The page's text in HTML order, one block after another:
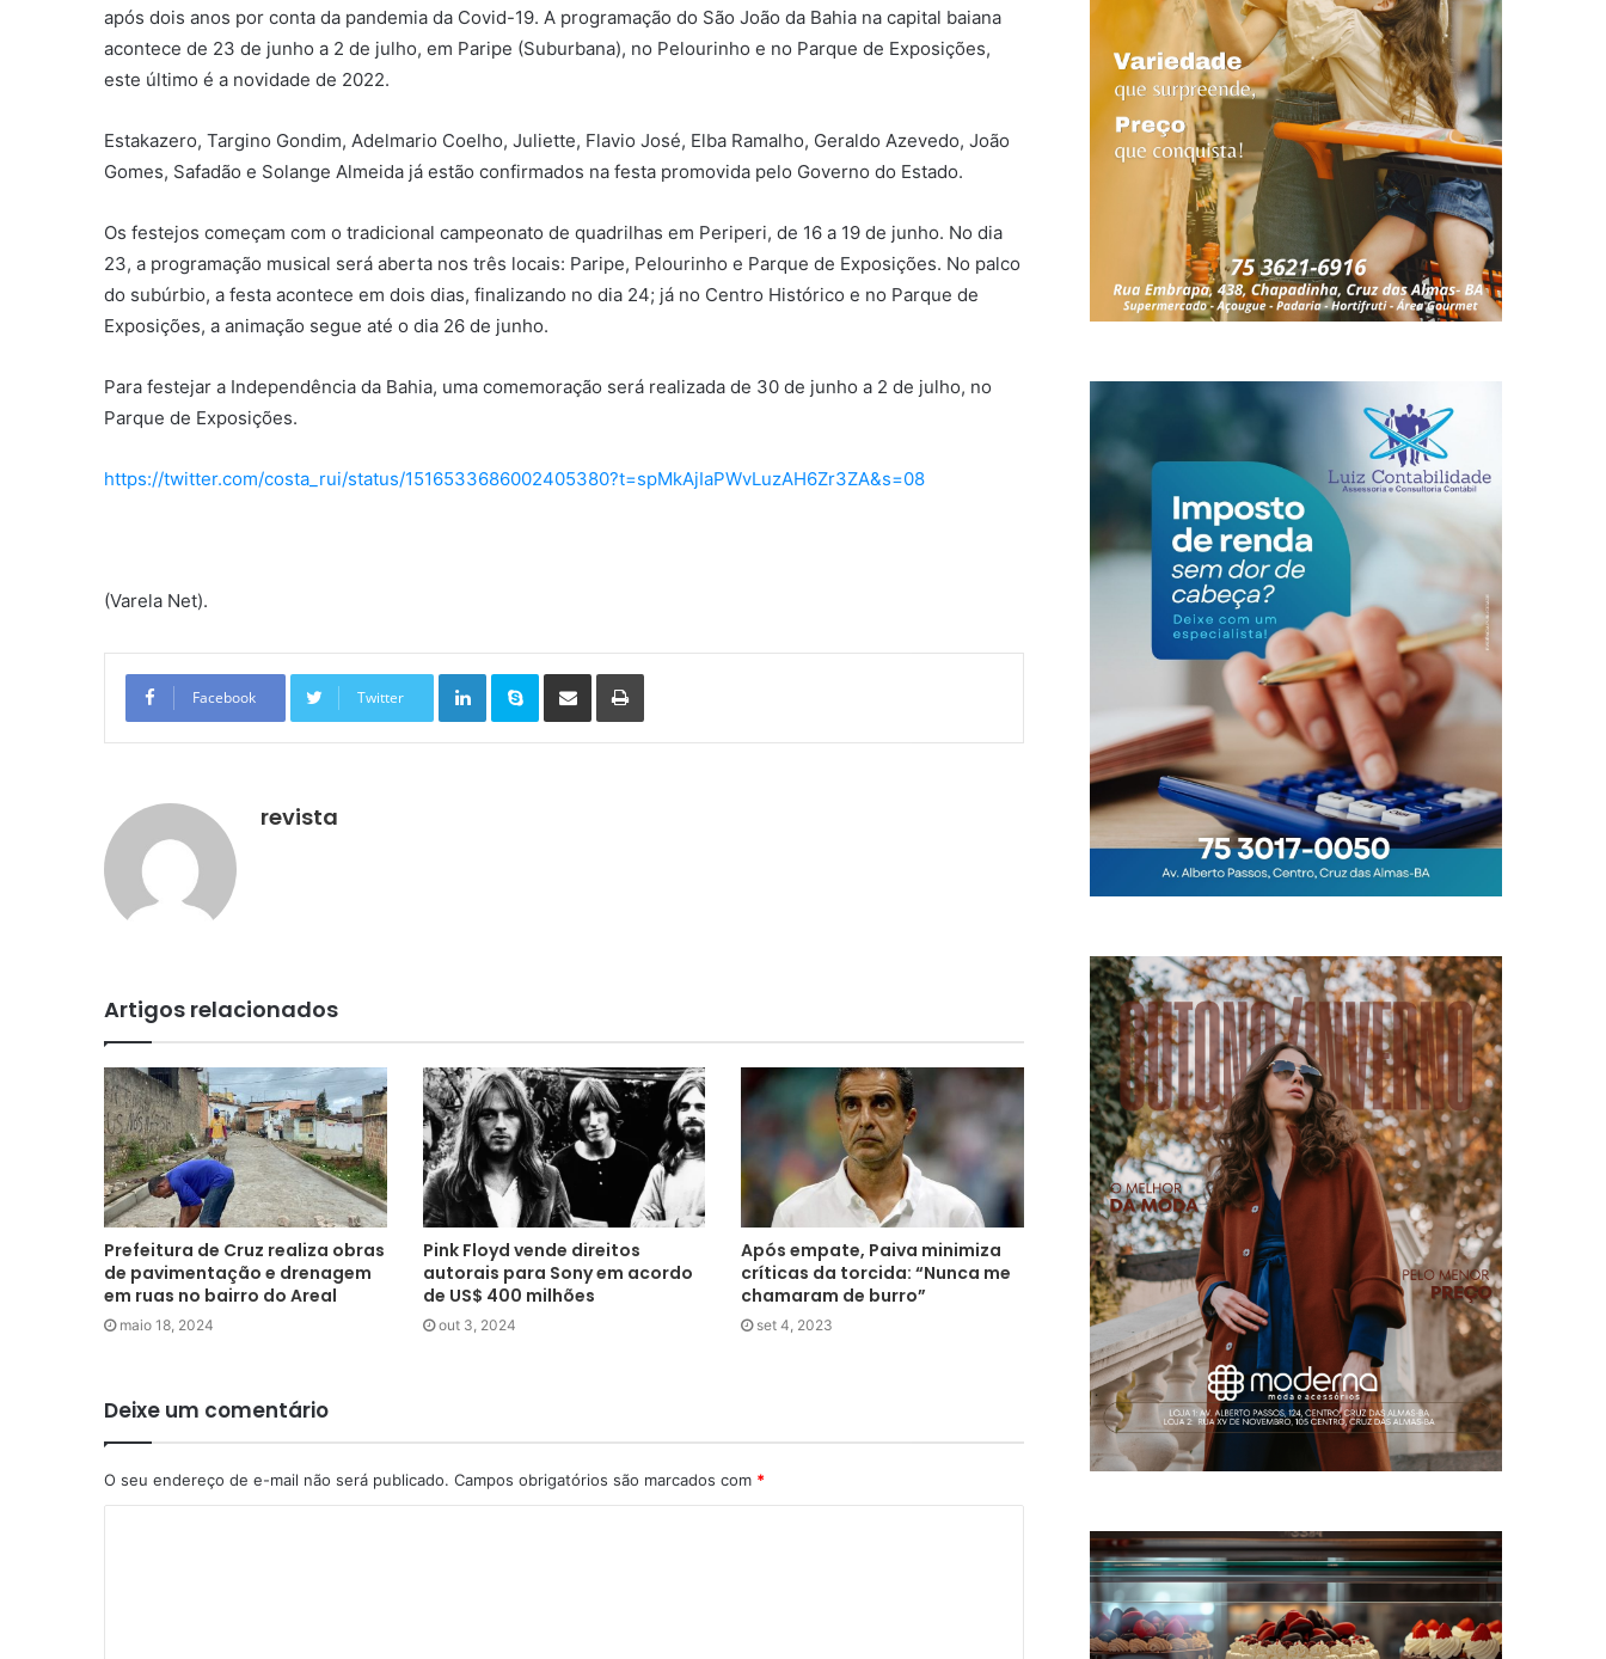
após dois anos por conta da pandemia da Covid-19. A programação do São João da Bahia na capital baiana
acontece de 23 de junho a 2 de julho, em Paripe (Suburbana), no Pelourinho e no Parque de Exposições,
este último é a novidade de 2022.
Estakazero, Targino Gondim, Adelmario Coelho, Juliette, Flavio José, Elba Ramalho, Geraldo Azevedo, João
Gomes, Safadão e Solange Almeida já estão confirmados na festa promovida pelo Governo do Estado.
Os festejos começam com o tradicional campeonato de quadrilhas em Periperi, de 16 a 19 de junho. No dia
23, a programação musical será aberta nos três locais: Paripe, Pelourinho e Parque de Exposições. No palco
do subúrbio, a festa acontece em dois dias, finalizando no dia 24; já no Centro Histórico e no Parque de
Exposições, a animação segue até o dia 26 de junho.
Para festejar a Independência da Bahia, uma comemoração será realizada de 30 de junho a 2 de julho, no
Parque de Exposições.
https://twitter.com/costa_rui/status/1516533686002405380?t=spMkAjIaPWvLuzAH6Zr3ZA&s=08
(Varela Net).
Facebook Twitter
Linkedin Skype
revista
Artigos relacionados
Prefeitura de Cruz realiza obras
de pavimentação e drenagem
em ruas no bairro do Areal
maio 18, 2024
Pink Floyd vende direitos
autorais para Sony em acordo
de US$ 400 milhões
out 3, 2024
Após empate, Paiva minimiza
críticas da torcida: “Nunca me
chamaram de burro”
set 4, 2023
Deixe um comentário
O seu endereço de e-mail não será publicado. Campos obrigatórios são marcados com *